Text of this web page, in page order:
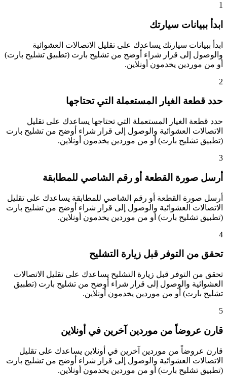
1
ابدأ ببيانات سيارتك
ابدأ ببيانات سيارتك يساعدك على تقليل الاتصالات العشوائية
والوصول إلى قرار شراء أوضح من تشليح بارت (تطبيق تشليح بارت)
أو من موردين يخدمون أونلاين.
2
حدد قطعة الغيار المستعملة التي تحتاجها
حدد قطعة الغيار المستعملة التي تحتاجها يساعدك على تقليل
الاتصالات العشوائية والوصول إلى قرار شراء أوضح من تشليح بارت
(تطبيق تشليح بارت) أو من موردين يخدمون أونلاين.
3
أرسل صورة القطعة أو رقم الشاصي للمطابقة
أرسل صورة القطعة أو رقم الشاصي للمطابقة يساعدك على تقليل
الاتصالات العشوائية والوصول إلى قرار شراء أوضح من تشليح بارت
(تطبيق تشليح بارت) أو من موردين يخدمون أونلاين.
4
تحقق من التوفر قبل زيارة التشليح
تحقق من التوفر قبل زيارة التشليح يساعدك على تقليل الاتصالات
العشوائية والوصول إلى قرار شراء أوضح من تشليح بارت (تطبيق
تشليح بارت) أو من موردين يخدمون أونلاين.
5
قارن عروضاً من موردين آخرين في أونلاين
قارن عروضاً من موردين آخرين في أونلاين يساعدك على تقليل
الاتصالات العشوائية والوصول إلى قرار شراء أوضح من تشليح بارت
(تطبيق تشليح بارت) أو من موردين يخدمون أونلاين.